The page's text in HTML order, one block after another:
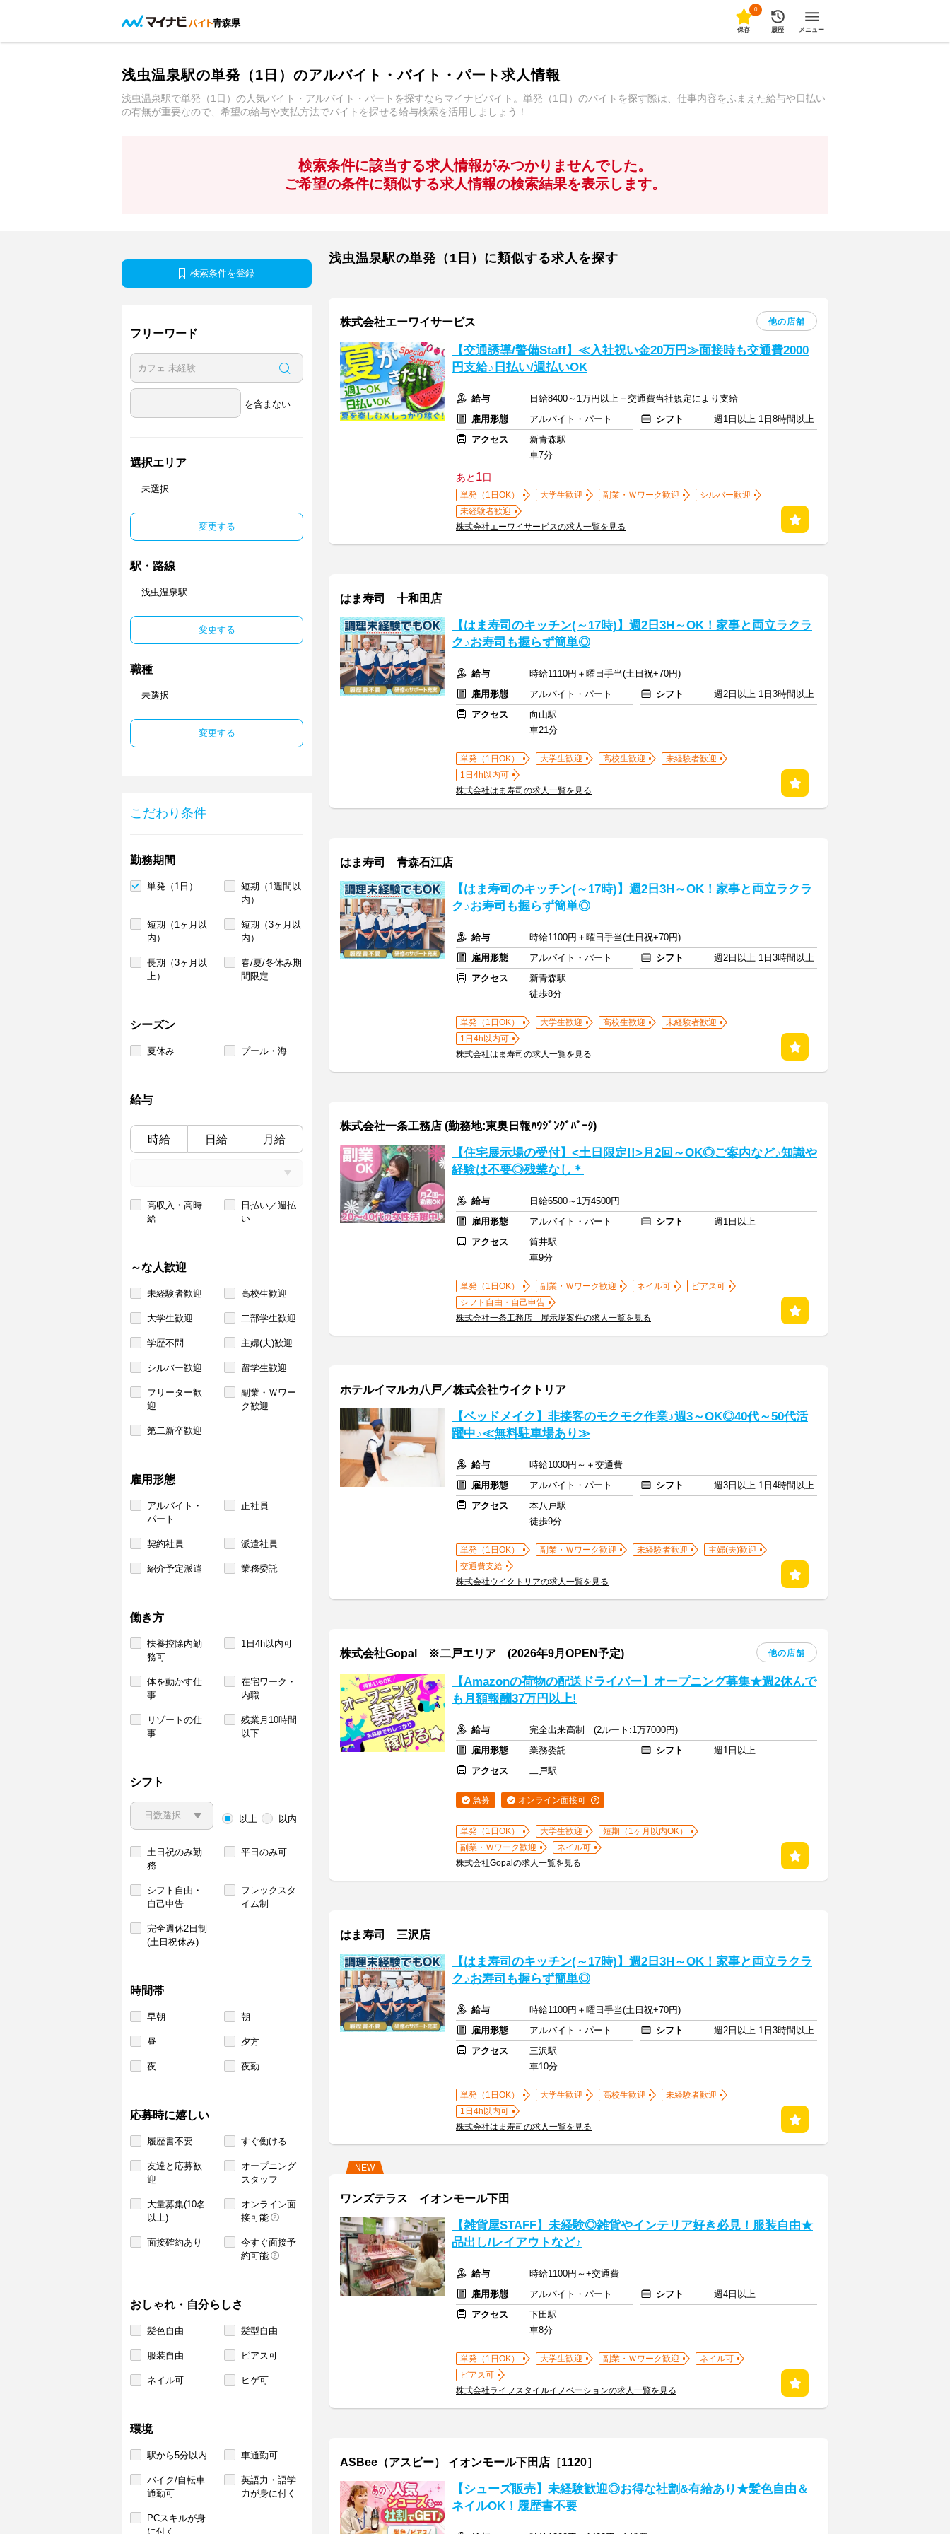
青森県
0
保存 履歴 メニュー
浅虫温泉駅の単発（1日）のアルバイト・バイト・パート求人情報
浅虫温泉駅で単発（1日）の人気バイト・アルバイト・パートを探すならマイナビバイト。単発（1日）のバイトを探す際は、仕事内容をふまえた給与や日払い
の有無が重要なので、希望の給与や支払方法でバイトを探せる給与検索を活用しましょう！
検索条件に該当する求人情報がみつかりませんでした。
ご希望の条件に類似する求人情報の検索結果を表示します。
検索条件を登録
フリーワード
を含まない
選択エリア
未選択
変更する
駅・路線
浅虫温泉駅
変更する
職種
未選択
変更する
こだわり条件
勤務期間
単発（1日）
短期（1週間以
内）
短期（1ヶ月以
内）
短期（3ヶ月以
内）
長期（3ヶ月以
上）
春/夏/冬休み期
間限定
シーズン
夏休み プール・海
給与
時給 日給 月給
高収入・高時
給
日払い／週払
い
～な人歓迎
未経験者歓迎 高校生歓迎
大学生歓迎 二部学生歓迎
学歴不問 主婦(夫)歓迎
シルバー歓迎 留学生歓迎
フリーター歓
迎
副業・Ｗワー
ク歓迎
第二新卒歓迎
雇用形態
アルバイト・
パート
正社員
契約社員 派遣社員
紹介予定派遣 業務委託
働き方
扶養控除内勤
務可
1日4h以内可
体を動かす仕
事
在宅ワーク・
内職
リゾートの仕
事
残業月10時間
以下
シフト
以上 以内
土日祝のみ勤
務
平日のみ可
シフト自由・
自己申告
フレックスタ
イム制
完全週休2日制
(土日祝休み)
時間帯
早朝 朝
昼 夕方
夜 夜勤
応募時に嬉しい
履歴書不要 すぐ働ける
友達と応募歓
迎
オープニング
スタッフ
大量募集(10名
以上)
オンライン面
接可能
面接確約あり
今すぐ面接予
約可能
おしゃれ・自分らしさ
髪色自由 髪型自由
服装自由 ピアス可
ネイル可 ヒゲ可
環境
駅から5分以内 車通勤可
バイク/自転車
通勤可
英語力・語学
力が身に付く
PCスキルが身
に付く
浅虫温泉駅の単発（1日）に類似する求人を探す
株式会社エーワイサービス 他の店舗
【交通誘導/警備Staff】≪入社祝い金20万円≫面接時も交通費2000
円支給♪日払い/週払いOK
給与
日給8400～1万円以上＋交通費当社規定により支給
雇用形態
アルバイト・パート シフト
週1日以上 1日8時間以上
アクセス
新青森駅
車7分
あと 1日
単発（1日OK） 大学生歓迎 副業・Ｗワーク歓迎
シルバー歓迎
未経験者歓迎
株式会社エーワイサービスの求人一覧を見る
はま寿司 十和田店
【はま寿司のキッチン(～17時)】週2日3H～OK！家事と両立ラクラ
ク♪お寿司も握らず簡単◎
給与
時給1110円＋曜日手当(土日祝+70円)
雇用形態
アルバイト・パート シフト
週2日以上 1日3時間以上
アクセス
向山駅
車21分
単発（1日OK） 大学生歓迎 高校生歓迎
未経験者歓迎
1日4h以内可
株式会社はま寿司の求人一覧を見る
はま寿司 青森石江店
【はま寿司のキッチン(～17時)】週2日3H～OK！家事と両立ラクラ
ク♪お寿司も握らず簡単◎
給与
時給1100円＋曜日手当(土日祝+70円)
雇用形態
アルバイト・パート シフト
週2日以上 1日3時間以上
アクセス
新青森駅
徒歩8分
単発（1日OK） 大学生歓迎 高校生歓迎
未経験者歓迎
1日4h以内可
株式会社はま寿司の求人一覧を見る
株式会社一条工務店 (勤務地:東奥日報ﾊｳｼﾞﾝｸﾞﾊﾟｰｸ)
【住宅展示場の受付】<土日限定!!>月2回～OK◎ご案内など♪知識や
経験は不要◎残業なし＊
給与
日給6500～1万4500円
雇用形態
アルバイト・パート シフト
週1日以上
アクセス
筒井駅
車9分
単発（1日OK） 副業・Ｗワーク歓迎 ネイル可
ピアス可
シフト自由・自己申告
株式会社一条工務店 展示場案件の求人一覧を見る
ホテルイマルカ八戸／株式会社ウイクトリア
【ベッドメイク】非接客のモクモク作業♪週3～OK◎40代～50代活
躍中♪≪無料駐車場あり≫
給与
時給1030円～＋交通費
雇用形態
アルバイト・パート シフト
週3日以上 1日4時間以上
アクセス
本八戸駅
徒歩9分
単発（1日OK） 副業・Ｗワーク歓迎 未経験者歓迎
主婦(夫)歓迎
交通費支給
株式会社ウイクトリアの求人一覧を見る
株式会社Gopal ※二戸エリア (2026年9月OPEN予定) 他の店舗
【Amazonの荷物の配送ドライバー】オープニング募集★週2休んで
も月額報酬37万円以上!
給与
完全出来高制 (2ルート:1万7000円)
雇用形態
業務委託 シフト
週1日以上
アクセス
二戸駅
急募 オンライン面接可
単発（1日OK） 大学生歓迎
短期（1ヶ月以内OK）
副業・Ｗワーク歓迎
ネイル可
株式会社Gopalの求人一覧を見る
はま寿司 三沢店
【はま寿司のキッチン(～17時)】週2日3H～OK！家事と両立ラクラ
ク♪お寿司も握らず簡単◎
給与
時給1100円＋曜日手当(土日祝+70円)
雇用形態
アルバイト・パート シフト
週2日以上 1日3時間以上
アクセス
三沢駅
車10分
単発（1日OK） 大学生歓迎 高校生歓迎
未経験者歓迎
1日4h以内可
株式会社はま寿司の求人一覧を見る
NEW
ワンズテラス イオンモール下田
【雑貨屋STAFF】未経験◎雑貨やインテリア好き必見！服装自由★
品出し/レイアウトなど♪
給与
時給1100円～+交通費
雇用形態
アルバイト・パート シフト
週4日以上
アクセス
下田駅
車8分
単発（1日OK） 大学生歓迎 副業・Ｗワーク歓迎
ネイル可
ピアス可
株式会社ライフスタイルイノベーションの求人一覧を見る
ASBee（アスビー） イオンモール下田店［1120］
【シューズ販売】未経験歓迎◎お得な社割&有給あり★髪色自由＆
ネイルOK！履歴書不要